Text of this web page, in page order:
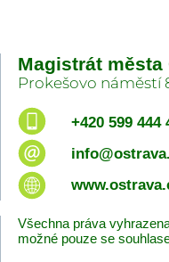
Magistrát města
Prokešovo náměstí
+420 599 444
Všechna práva
možné pouze se